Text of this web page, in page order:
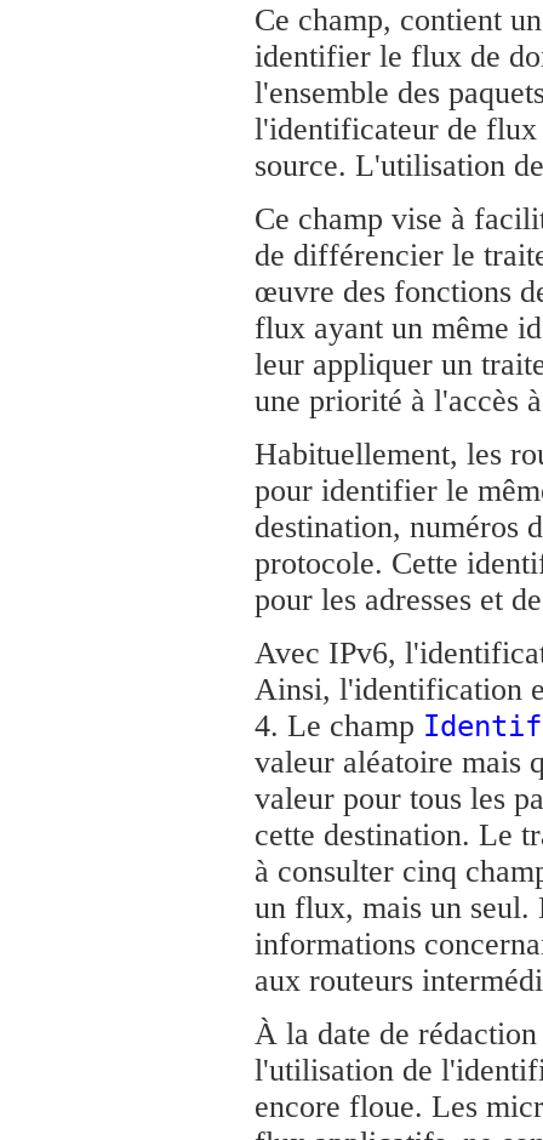
Ce champ, contient
identifier le flux de
l'ensemble des
l'identificateur de flux
source. L'utilisation
Ce champ vise à
de différencier le
œuvre des fonctions
flux ayant un même
leur appliquer un
une priorité à l'accès
Habituellement, les
pour identifier le
destination, numéros
protocole. Cette
pour les adresses et
Avec IPv6,
Ainsi, l'identification
4. Le champ
valeur aléatoire mais
valeur pour tous les
cette destination. Le
à consulter cinq
un flux, mais un seul.
informations
aux routeurs
À la date de
l'utilisation de
encore floue. Les